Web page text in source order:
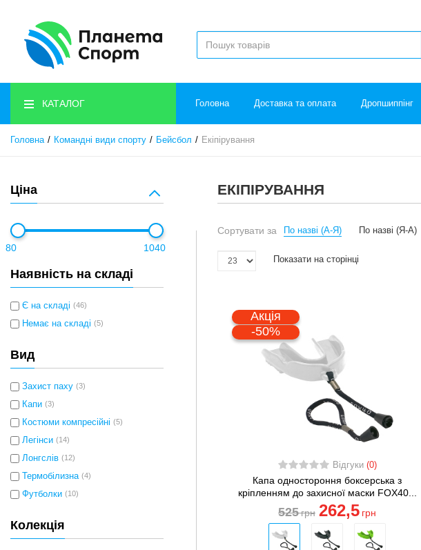
КАТАЛОГ Головна Доставка та оплата Дропшиппінг
Головна Командні види спорту Бейсбол Екіпірування
Ціна
80 1040
Наявність на складі
Є на складі (46)
Немає на складі (5)
Вид
Захист паху (3)
Капи (3)
Костюми компресійні (5)
Легінси (14)
Лонгслів (12)
Термобілизна (4)
Футболки (10)
Колекція
ЕКІПІРУВАННЯ
Сортувати за По назві (А-Я) По назві (Я-А)
Показати на сторінці
Акція
-50%
Відгуки (0)
Капа одностороння боксерська з
кріпленням до захисної маски FOX40...
525грн 262,5 грн